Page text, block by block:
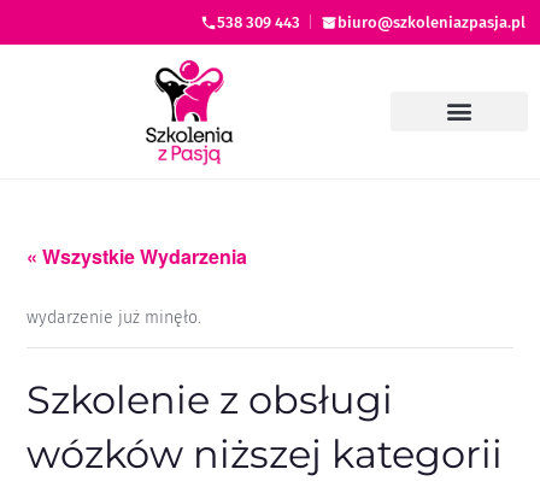
538 309 443 biuro@szkoleniazpasja.pl
« Wszystkie Wydarzenia
wydarzenie już minęło.
Szkolenie z obsługi
wózków niższej kategorii